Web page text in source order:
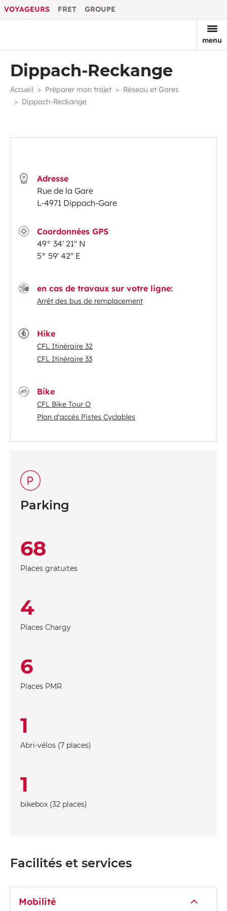
VOYAGEURS FRET GROUPE
menu
Dippach-Reckange
Accueil Préparer mon trajet
Réseau et Gares
Dippach-Reckange
Adresse
Rue de la Gare
L-4971 Dippach-Gare
Coordonnées GPS
49° 34' 21'' N
5° 59' 42'' E
en cas de travaux sur votre ligne:
Arrêt des bus de remplacement
Hike
CFL Itinéraire 32
CFL Itinéraire 33
Bike
CFL Bike Tour O
Plan d'accès Pistes Cyclables
Parking
68
Places gratuites
4
Places Chargy
6
Places PMR
1
Abri-vélos (7 places)
1
bikebox (32 places)
Facilités et services
Mobilité